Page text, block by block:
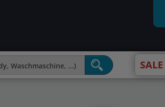
SALE